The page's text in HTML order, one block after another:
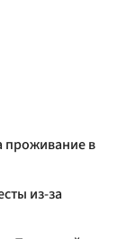
проживание в
из-за